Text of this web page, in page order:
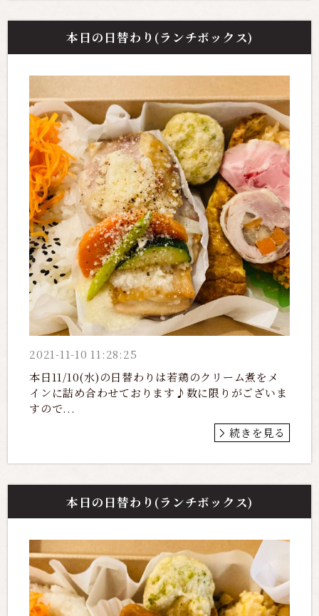
本日の日替わり(ランチボックス)
2021-11-10 11:28:25
本日11/10(水)の日替わりは若鶏のクリーム煮をメ
インに詰め合わせております♪数に限りがございま
すので...
続きを見る
本日の日替わり(ランチボックス)